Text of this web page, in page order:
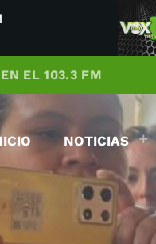
EN EL 103.3 FM
NOTICIAS